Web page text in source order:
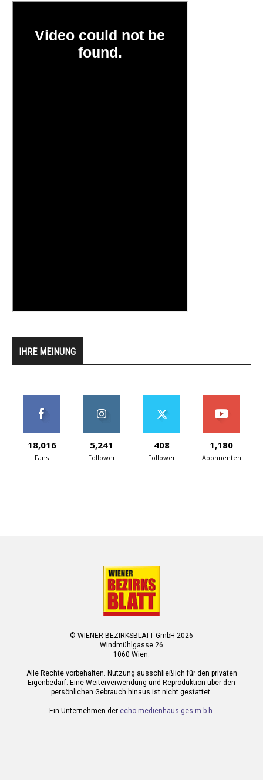
IHRE MEINUNG
18,016
Fans
5,241
Follower
408
Follower
1,180
Abonnenten
© WIENER BEZIRKSBLATT GmbH 2026
Windmühlgasse 26
1060 Wien.
Alle Rechte vorbehalten. Nutzung ausschließlich für den privaten
Eigenbedarf. Eine Weiterverwendung und Reproduktion über den
persönlichen Gebrauch hinaus ist nicht gestattet.
Ein Unternehmen der echo medienhaus ges.m.b.h.